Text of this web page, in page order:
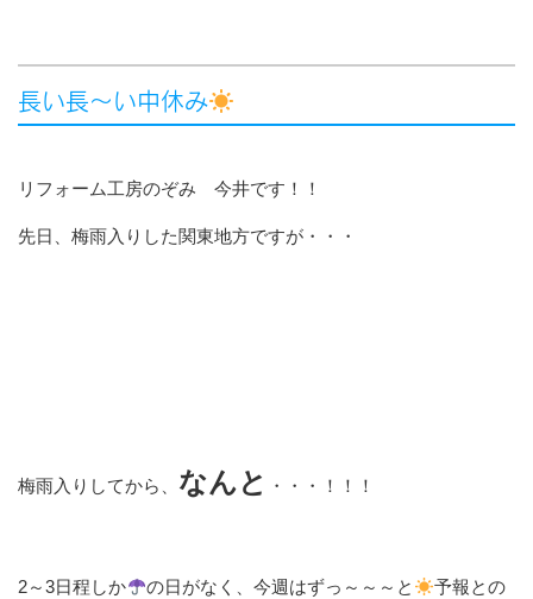
長い長～い中休み
リフォーム工房のぞみ 今井です！！
先日、梅雨入りした関東地方ですが・・・
梅雨入りしてから、 なんと ・・・！！！
2～3日程しか の日がなく、今週はずっ～～～と
予報との